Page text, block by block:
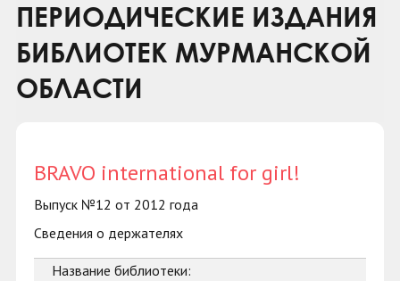
ПЕРИОДИЧЕСКИЕ ИЗДАНИЯ
БИБЛИОТЕК МУРМАНСКОЙ
ОБЛАСТИ
BRAVO international for girl!
Выпуск №12 от 2012 года
Сведения о держателях
Название библиотеки: